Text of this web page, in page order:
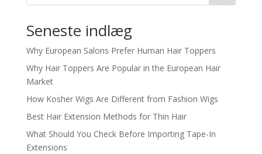
Seneste indlæg
Why European Salons Prefer Human Hair Toppers
Why Hair Toppers Are Popular in the European Hair
Market
How Kosher Wigs Are Different from Fashion Wigs
Best Hair Extension Methods for Thin Hair
What Should You Check Before Importing Tape-In
Extensions